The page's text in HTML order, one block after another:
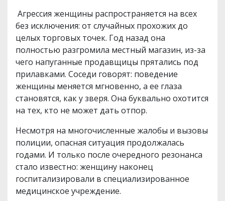
Агрессия женщины распространяется на всех
без исключения: от случайных прохожих до
целых торговых точек. Год назад она
полностью разгромила местный магазин, из-за
чего напуганные продавщицы прятались под
прилавками. Соседи говорят: поведение
женщины меняется мгновенно, а ее глаза
становятся, как у зверя. Она буквально охотится
на тех, кто не может дать отпор.
Несмотря на многочисленные жалобы и вызовы
полиции, опасная ситуация продолжалась
годами. И только после очередного резонанса
стало известно: женщину наконец
госпитализировали в специализированное
медицинское учреждение.